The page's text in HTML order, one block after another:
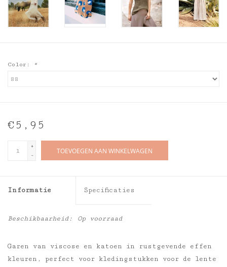
Color: *
€5,95
+
-
TOEVOEGEN AAN WINKELWAGEN
Informatie Specificaties
Beschikbaarheid: Op voorraad
Garen van viscose en katoen in rustgevende effen
kleuren, perfect voor kledingstukken voor de lente